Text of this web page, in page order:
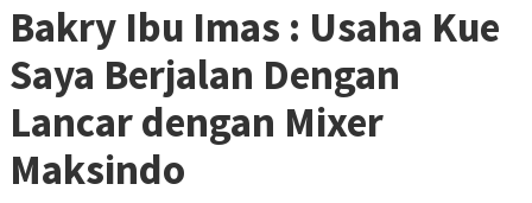
Bakry Ibu Imas : Usaha Kue
Saya Berjalan Dengan
Lancar dengan Mixer
Maksindo